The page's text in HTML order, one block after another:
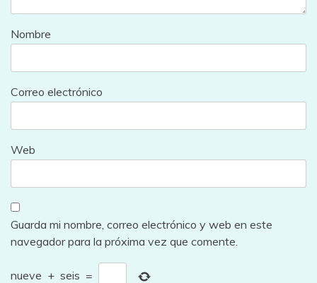
Nombre
Correo electrónico
Web
Guarda mi nombre, correo electrónico y web en este
navegador para la próxima vez que comente.
nueve + seis =